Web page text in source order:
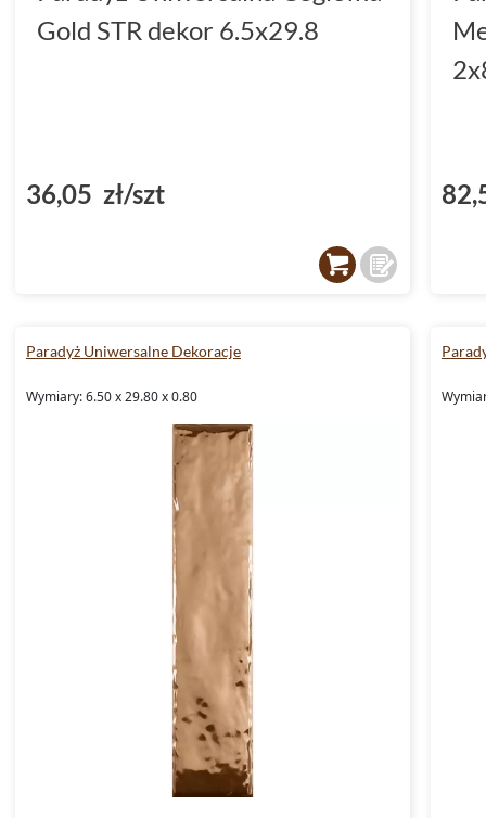
Gold STR dekor 6.5x29.8
36,05 zł/szt
Paradyż Uniwersalne Dekoracje
Wymiary: 6.50 x 29.80 x 0.80